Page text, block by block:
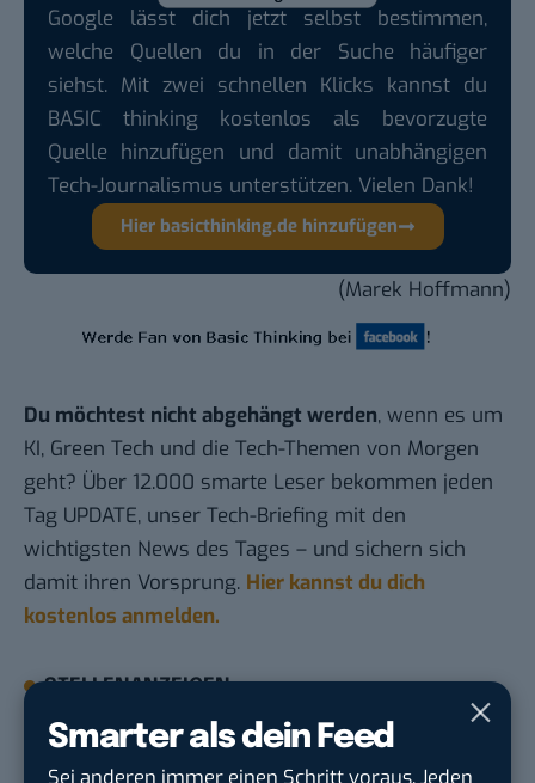
Smarter als dein Feed
Sei anderen immer einen Schritt voraus. Jeden
Google lässt dich jetzt selbst bestimmen,
welche Quellen du in der Suche häufiger
siehst. Mit zwei schnellen Klicks kannst du
BASIC thinking kostenlos als bevorzugte
Quelle hinzufügen und damit unabhängigen
Tech-Journalismus unterstützen. Vielen Dank!
Hier basicthinking.de hinzufügen
(Marek Hoffmann)
Du möchtest nicht abgehängt werden, wenn es um
KI, Green Tech und die Tech-Themen von Morgen
geht? Über 12.000 smarte Leser bekommen jeden
Tag UPDATE, unser Tech-Briefing mit den
wichtigsten News des Tages – und sichern sich
damit ihren Vorsprung. Hier kannst du dich
kostenlos anmelden.
STELLENANZEIGEN
Social Media Content Creator (m/w/d)